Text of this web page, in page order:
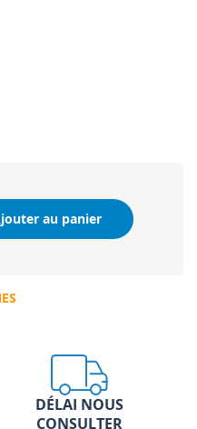
au panier
DÉLAI NOUS
CONSULTER